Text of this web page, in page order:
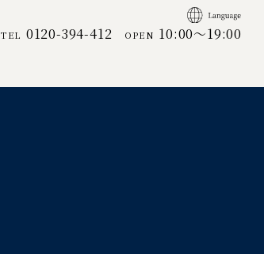
TEL 0120-394-412 OPEN 10:00～19:00